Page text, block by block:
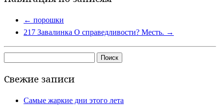
← порошки
217 Завалинка О справедливости? Месть. →
Свежие записи
Самые жаркие дни этого лета